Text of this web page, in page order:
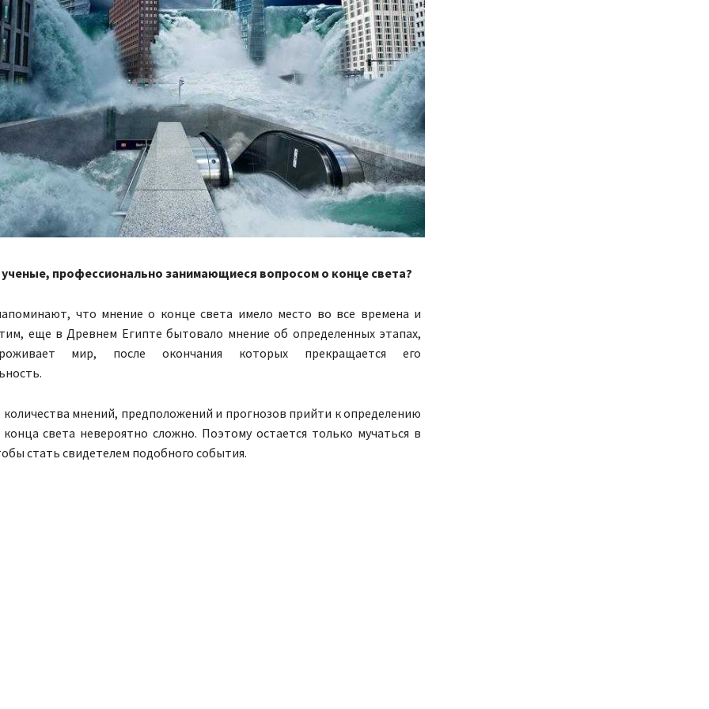
профессионально занимающиеся вопросом о конце света?
что мнение о конце света имело место во все времена и
еще в Древнем Египте бытовало мнение об определенных этапах,
мир, после окончания которых прекращается его
количества мнений, предположений и прогнозов прийти к определению
света невероятно сложно. Поэтому остается только мучаться в
стать свидетелем подобного события.